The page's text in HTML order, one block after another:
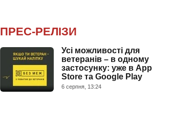
ПРЕС-РЕЛІЗИ
Усі можливості для
ветеранів – в одному
застосунку: уже в App
Store та Google Play
6 серпня, 13:24